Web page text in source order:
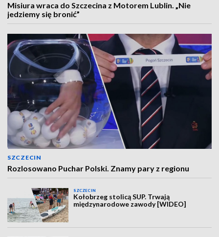
Misiura wraca do Szczecina z Motorem Lublin. „Nie
jedziemy się bronić”
SZCZECIN
Rozlosowano Puchar Polski. Znamy pary z regionu
SZCZECIN
Kołobrzeg stolicą SUP. Trwają
międzynarodowe zawody [WIDEO]